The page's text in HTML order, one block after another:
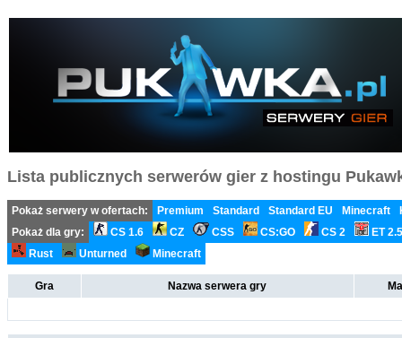
Lista publicznych serwerów gier z hostingu
Pokaż serwery w ofertach: Premium Standard Standard EU Minecraft
Pokaż dla gry:
CS 1.6 CZ CSS CS:GO CS 2
ET
Rust
Unturned Minecraft
Gra Nazwa serwera gry